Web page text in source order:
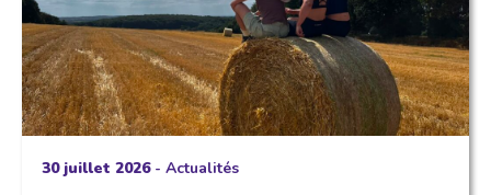
30 juillet 2026- Actualités